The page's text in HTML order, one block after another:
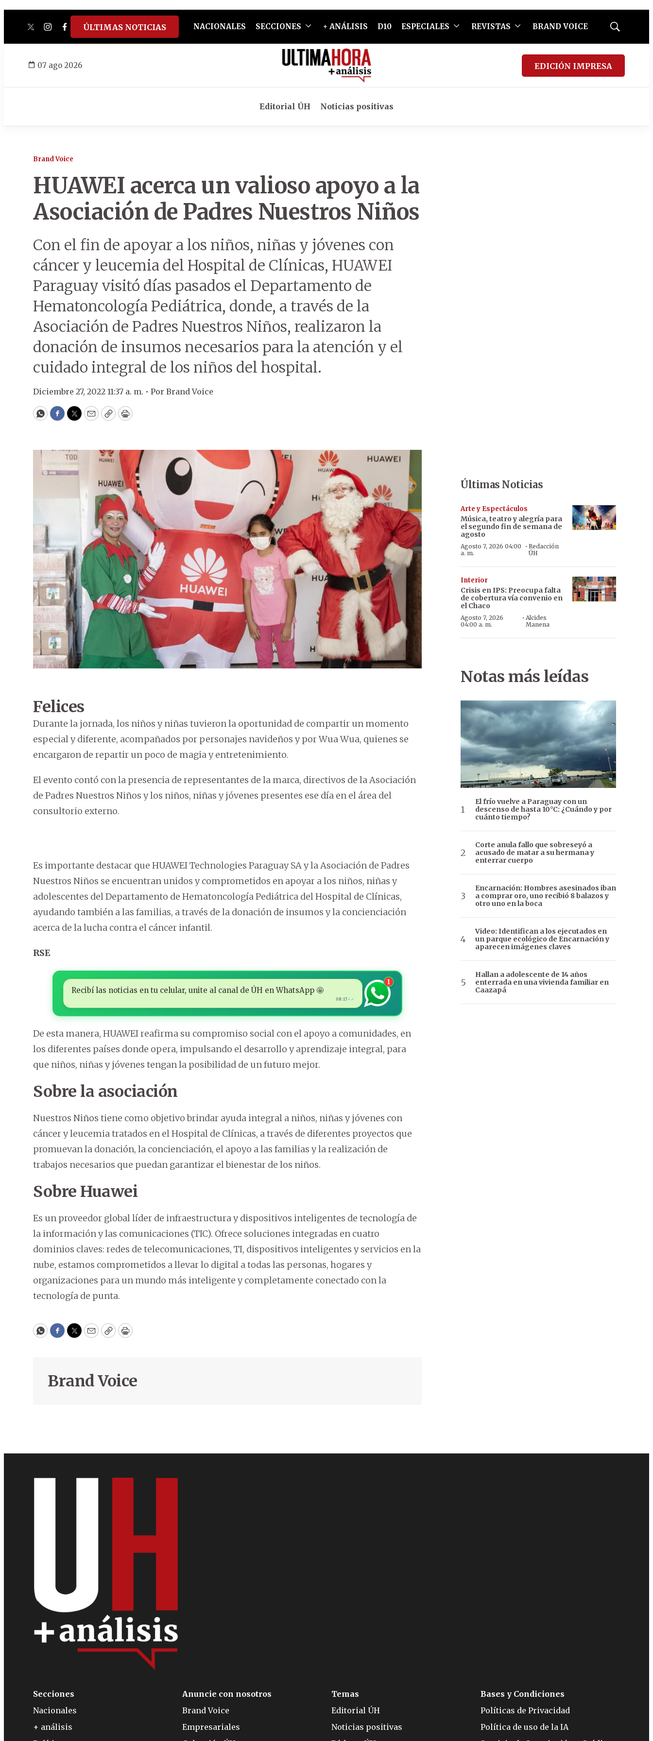
twitterinstagram
facebook
tiktokyoutube
spotify
ÚLTIMAS NOTICIAS NACIONALES SECCIONES + ANÁLISIS D10 ESPECIALES REVISTAS BRAND VOICE
Mostrar
07 ago 2026 EDICIÓN IMPRESA
Editorial ÚH Noticias positivas
Brand Voice
HUAWEI acerca un valioso apoyo a la
Asociación de Padres Nuestros Niños
Con el fin de apoyar a los niños, niñas y jóvenes con
cáncer y leucemia del Hospital de Clínicas, HUAWEI
Paraguay visitó días pasados el Departamento de
Hematoncología Pediátrica, donde, a través de la
Asociación de Padres Nuestros Niños, realizaron la
donación de insumos necesarios para la atención y el
cuidado integral de los niños del hospital.
Diciembre 27, 2022 11:37 a. m. • Por Brand Voice
WhatsApp
Facebook
Twitter
EmailCopyPrint
Felices
Durante la jornada, los niños y niñas tuvieron la oportunidad de compartir un momento
especial y diferente, acompañados por personajes navideños y por Wua Wua, quienes se
encargaron de repartir un poco de magia y entretenimiento.
El evento contó con la presencia de representantes de la marca, directivos de la Asociación
de Padres Nuestros Niños y los niños, niñas y jóvenes presentes ese día en el área del
consultorio externo.
Es importante destacar que HUAWEI Technologies Paraguay SA y la Asociación de Padres
Nuestros Niños se encuentran unidos y comprometidos en apoyar a los niños, niñas y
adolescentes del Departamento de Hematoncología Pediátrica del Hospital de Clínicas,
ayudando también a las familias, a través de la donación de insumos y la concienciación
acerca de la lucha contra el cáncer infantil.
RSE
Recibí las noticias en tu celular, unite al canal de ÚH en WhatsApp 🤩
08:17✓✓
1
De esta manera, HUAWEI reafirma su compromiso social con el apoyo a comunidades, en
los diferentes países donde opera, impulsando el desarrollo y aprendizaje integral, para
que niños, niñas y jóvenes tengan la posibilidad de un futuro mejor.
Sobre la asociación
Nuestros Niños tiene como objetivo brindar ayuda integral a niños, niñas y jóvenes con
cáncer y leucemia tratados en el Hospital de Clínicas, a través de diferentes proyectos que
promuevan la donación, la concienciación, el apoyo a las familias y la realización de
trabajos necesarios que puedan garantizar el bienestar de los niños.
Sobre Huawei
Es un proveedor global líder de infraestructura y dispositivos inteligentes de tecnología de
la información y las comunicaciones (TIC). Ofrece soluciones integradas en cuatro
dominios claves: redes de telecomunicaciones, TI, dispositivos inteligentes y servicios en la
nube, estamos comprometidos a llevar lo digital a todas las personas, hogares y
organizaciones para un mundo más inteligente y completamente conectado con la
tecnología de punta.
WhatsApp
Facebook
Twitter
EmailCopyPrint
Brand Voice
Últimas Noticias
Arte y Espectáculos
Música, teatro y alegría para
el segundo fin de semana de
agosto
Agosto 7, 2026 04:00
a. m.
· Redacción
ÚH
Interior
Crisis en IPS: Preocupa falta
de cobertura vía convenio en
el Chaco
Agosto 7, 2026
04:00 a. m.
·Alcides
Manena
Notas más leídas
El frío vuelve a Paraguay con un
descenso de hasta 10°C: ¿Cuándo y por
cuánto tiempo?
Corte anula fallo que sobreseyó a
acusado de matar a su hermana y
enterrar cuerpo
Encarnación: Hombres asesinados iban
a comprar oro, uno recibió 8 balazos y
otro uno en la boca
Video: Identifican a los ejecutados en
un parque ecológico de Encarnación y
aparecen imágenes claves
Hallan a adolescente de 14 años
enterrada en una vivienda familiar en
Caazapá
Secciones
Nacionales
+ análisis
Anuncie con nosotros
Brand Voice
Empresariales
Temas
Editorial ÚH
Noticias positivas
Bases y Condiciones
Políticas de Privacidad
Política de uso de la IA